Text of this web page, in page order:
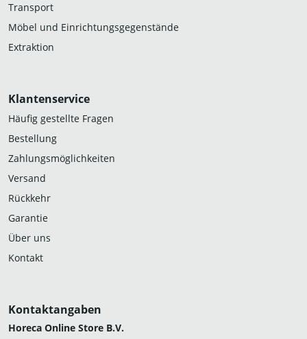
Transport
Möbel und Einrichtungsgegenstände
Extraktion
Klantenservice
Häufig gestellte Fragen
Bestellung
Zahlungsmöglichkeiten
Versand
Rückkehr
Garantie
Über uns
Kontakt
Kontaktangaben
Horeca Online Store B.V.